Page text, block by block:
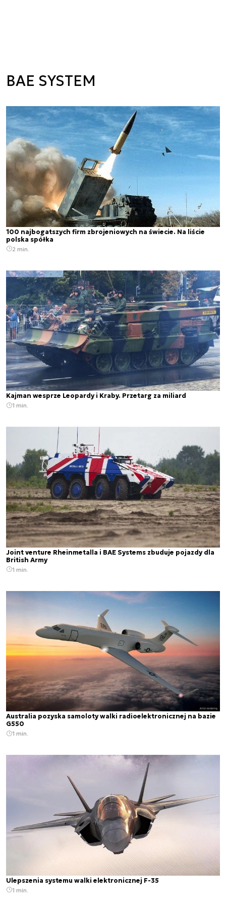
BAE SYSTEM
100 najbogatszych firm zbrojeniowych na świecie. Na liście
polska spółka
2 min.
Kajman wesprze Leopardy i Kraby. Przetarg za miliard
1 min.
Joint venture Rheinmetalla i BAE Systems zbuduje pojazdy dla
British Army
1 min.
Australia pozyska samoloty walki radioelektronicznej na bazie
G550
1 min.
Ulepszenia systemu walki elektronicznej F-35
1 min.